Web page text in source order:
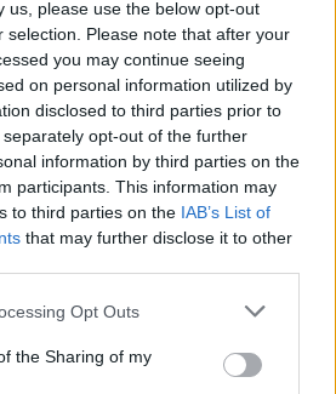
us, please use the below opt-out
selection. Please note that after your
you may continue seeing
on personal information utilized by
disclosed to third parties prior to
opt-out of the further
information by third parties on the
participants. This information may
to third parties on the IAB’s List of
that may further disclose it to other
app uses one or more Google
usage behaviour. You may click to
Google and its third-party tags to
Opt Outs
the Sharing of my
Επόμενη
Kingbet